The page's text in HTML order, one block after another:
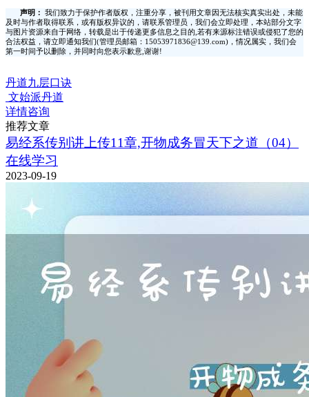
声明：
我们致力于保护作者版权，注重分享，被刊用文章因无法核实真实出处，未能
及时与作者取得联系，或有版权异议的，请联系管理员，我们会立即处理，本站部分文字
与图片资源来自于网络，转载是出于传递更多信息之目的,若有来源标注错误或侵犯了您的
合法权益，请立即通知我们(管理员邮箱：15053971836@139.com)，情况属实，我们会
第一时间予以删除，并同时向您表示歉意,谢谢!
丹道九层口诀
文始派丹道
详情咨询
推荐文章
易经系传别讲上传11章,开物成务冒天下之道（04）
在线学习
2023-09-19